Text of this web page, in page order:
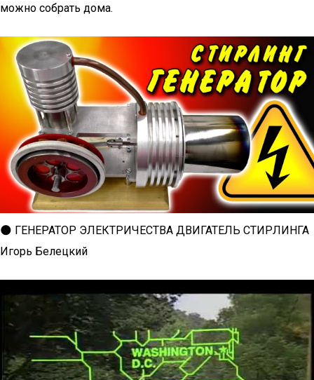
можно собрать дома.
🌑 ГЕНЕРАТОР ЭЛЕКТРИЧЕСТВА ДВИГАТЕЛЬ СТИРЛИНГА
Игорь Белецкий